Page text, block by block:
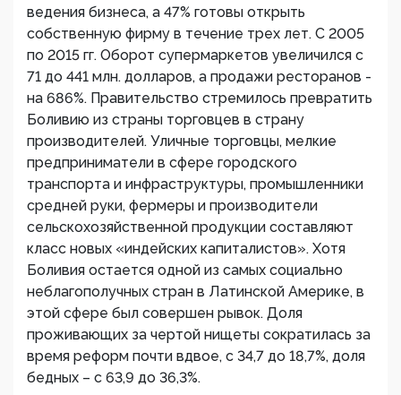
ведения бизнеса, а 47% готовы открыть
собственную фирму в течение трех лет. С 2005
по 2015 гг. Оборот супермаркетов увеличился с
71 до 441 млн. долларов, а продажи ресторанов -
на 686%. Правительство стремилось превратить
Боливию из страны торговцев в страну
производителей. Уличные торговцы, мелкие
предприниматели в сфере городского
транспорта и инфраструктуры, промышленники
средней руки, фермеры и производители
сельскохозяйственной продукции составляют
класс новых «индейских капиталистов». Хотя
Боливия остается одной из самых социально
неблагополучных стран в Латинской Америке, в
этой сфере был совершен рывок. Доля
проживающих за чертой нищеты сократилась за
время реформ почти вдвое, с 34,7 до 18,7%, доля
бедных – с 63,9 до 36,3%.